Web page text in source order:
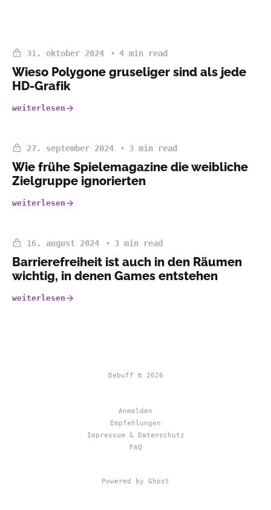
31. oktober 2024 4 min read
Wieso Polygone gruseliger sind als jede
HD-Grafik
weiterlesen
27. september 2024 3 min read
Wie frühe Spielemagazine die weibliche
Zielgruppe ignorierten
weiterlesen
16. august 2024 3 min read
Barrierefreiheit ist auch in den Räumen
wichtig, in denen Games entstehen
weiterlesen
Debuff © 2026
Anmelden
Empfehlungen
Impressum & Datenschutz
FAQ
Powered by Ghost